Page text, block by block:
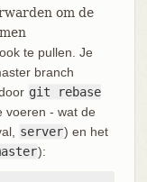
om de
te pullen. Je
branch
git rebase
voeren - wat de
server) en het
):